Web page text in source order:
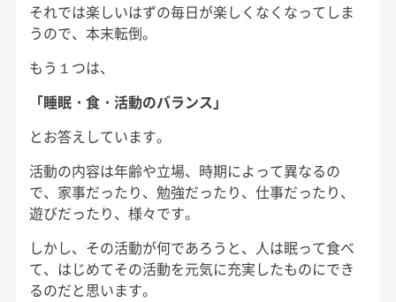
それでは楽しいはずの毎日が楽しくなくなってしま
うので、本末転倒。
もう１つは、
「睡眠・食・活動のバランス」
とお答えしています。
活動の内容は年齢や立場、時期によって異なるの
で、家事だったり、勉強だったり、仕事だったり、
遊びだったり、様々です。
しかし、その活動が何であろうと、人は眠って食べ
て、はじめてその活動を元気に充実したものにでき
るのだと思います。